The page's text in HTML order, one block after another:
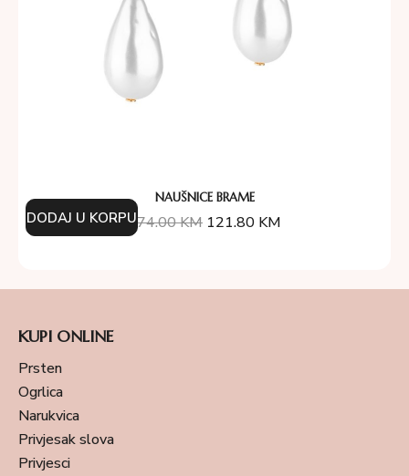
NAUŠNICE BRAME
174.00KM 121.80 KM
DODAJ U KORPU
KUPI ONLINE
Prsten
Ogrlica
Narukvica
Privjesak slova
Privjesci